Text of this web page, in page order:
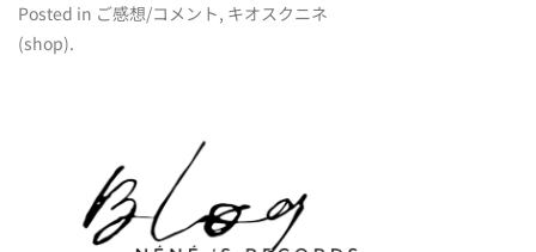
Posted in ご感想/コメント, キオスクニネ
(shop).